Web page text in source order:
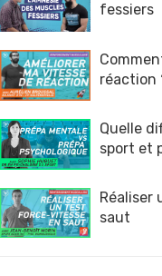
fessiers
réaction
Quelle
sport et
Réaliser
saut